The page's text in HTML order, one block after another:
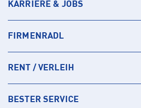
KARRIERE & JOBS
FIRMENRADL
RENT / VERLEIH
BESTER SERVICE